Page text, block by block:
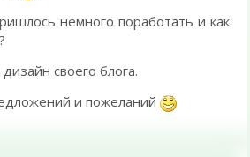
немного поработать и как
своего блога.
и пожеланий